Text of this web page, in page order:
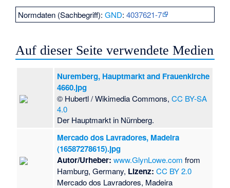
Normdaten (Sachbegriff):GND:4037621-7
Auf dieser Seite verwendete Medien
Nuremberg, Hauptmarkt and Frauenkirche
4660.jpg
© Hubertl / Wikimedia Commons,CC BY-SA
4.0
Der Hauptmarkt in Nürnberg.
Mercado dos Lavradores, Madeira
(16587278615).jpg
Autor/Urheber: www.GlynLowe.com from
Hamburg, Germany, Lizenz: CC BY 2.0
Mercado dos Lavradores, Madeira